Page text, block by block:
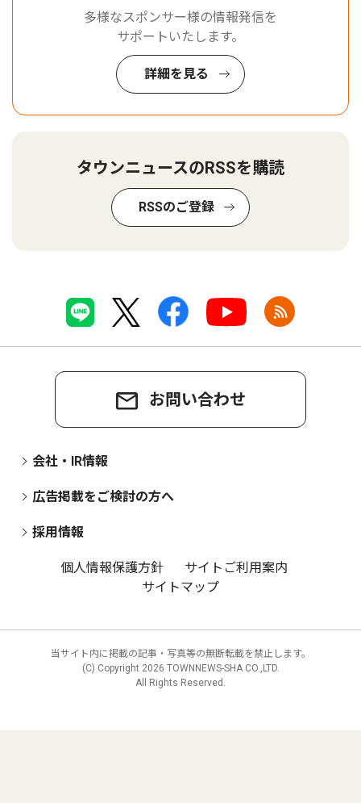
多様なスポンサー様の情報発信を
サポートいたします。
詳細を見る
タウンニュースのRSSを購読
RSSのご登録
お問い合わせ
会社・IR情報
広告掲載をご検討の方へ
採用情報
個人情報保護方針
サイトご利用案内
サイトマップ
当サイト内に掲載の記事・写真等の無断転載を禁止します。
(C) Copyright 2026 TOWNNEWS-SHA CO.,LTD.
All Rights Reserved.